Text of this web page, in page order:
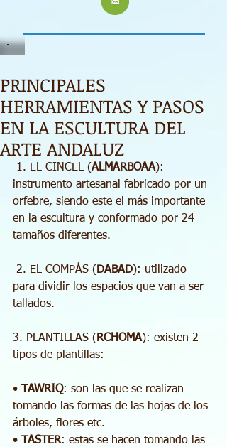
PRINCIPALES
HERRAMIENTAS Y PASOS
EN LA ESCULTURA DEL
ARTE ANDALUZ
1. EL CINCEL (ALMARBOAA):
instrumento artesanal fabricado por un
orfebre, siendo este el más importante
en la escultura y conformado por 24
tamaños diferentes.
2. EL COMPÁS ( DABAD): utilizado
para dividir los espacios que van a ser
tallados.
3. PLANTILLAS ( RCHOMA): existen 2
tipos de plantillas:
• TAWRIQ: son las que se realizan
tomando las formas de las hojas de los
árboles, flores etc.
•
TASTER: estas se hacen tomando las